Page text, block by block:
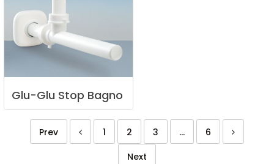
Glu-Glu Stop Bagno
Prev 1 2 3 ...
6
Next